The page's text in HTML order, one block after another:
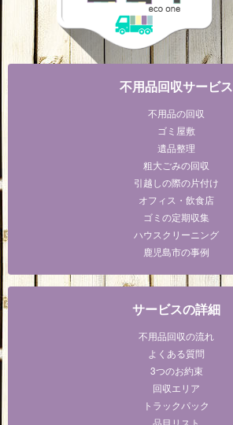
不用品回収サービス
不用品の回収
ゴミ屋敷
遺品整理
粗大ごみの回収
引越しの際の片付け
オフィス・飲食店
ゴミの定期収集
ハウスクリーニング
鹿児島市の事例
サービスの詳細
不用品回収の流れ
よくある質問
3つのお約束
回収エリア
トラックパック
品目リスト